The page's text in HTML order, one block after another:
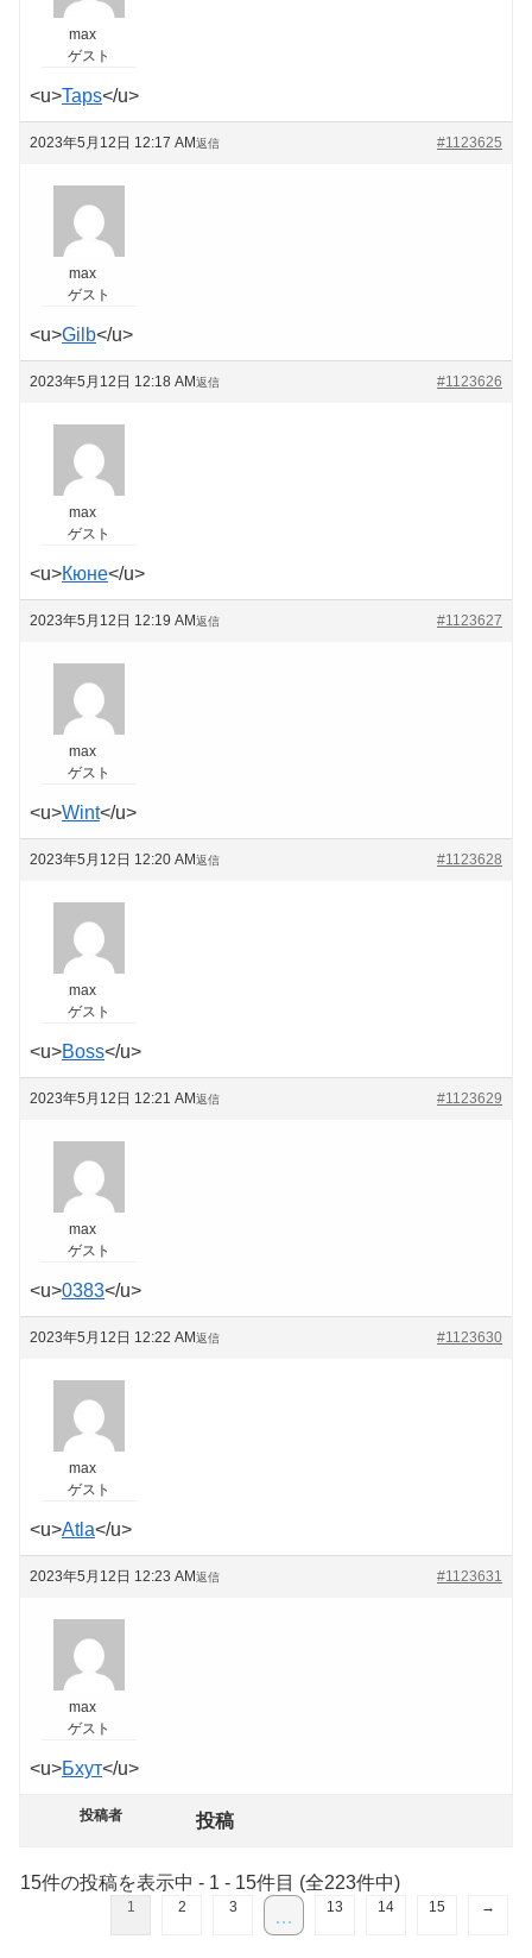
max
ゲスト
<u>Taps</u>
2023年5月12日 12:17 AM #1123625
返信
max
ゲスト
<u>Gilb</u>
2023年5月12日 12:18 AM #1123626
返信
max
ゲスト
<u>Кюне</u>
2023年5月12日 12:19 AM #1123627
返信
max
ゲスト
<u>Wint</u>
2023年5月12日 12:20 AM #1123628
返信
max
ゲスト
<u>Boss</u>
2023年5月12日 12:21 AM #1123629
返信
max
ゲスト
<u>0383</u>
2023年5月12日 12:22 AM #1123630
返信
max
ゲスト
<u>Atla</u>
2023年5月12日 12:23 AM #1123631
返信
max
ゲスト
<u>Бхут</u>
投稿者 投稿
15件の投稿を表示中 - 1 - 15件目 (全223件中)
1 2 3 … 13 14 15 →